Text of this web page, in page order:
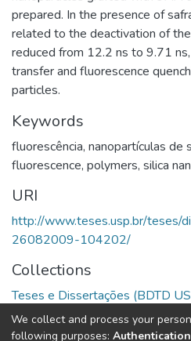
prepared. In the presence of
related to the deactivation of
reduced from 12.2 ns to 9.71
transfer and fluorescence
particles.
Keywords
fluorescência, nanopartículas de
fluorescence, polymers, silica
URI
http://www.teses.usp.br/teses/
26082009-104202/
Collections
Teses e Dissertações (BDTD
Full item page
We collect and process your
following purposes: